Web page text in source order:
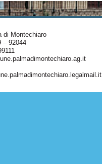
di Montechiaro
– 92044